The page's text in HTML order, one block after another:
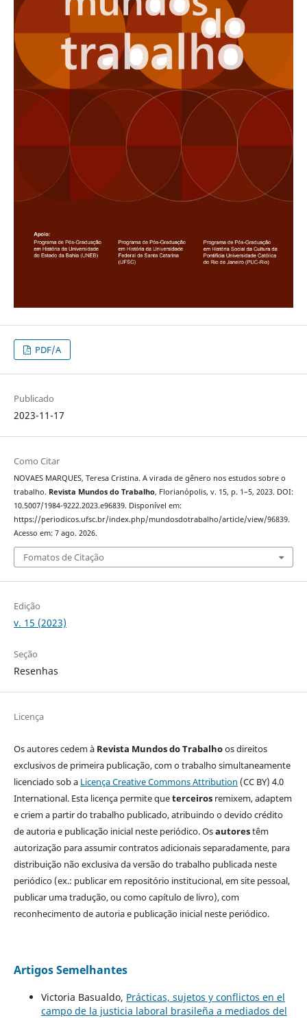
PDF/A
Publicado
2023-11-17
Como Citar
NOVAES MARQUES, Teresa Cristina. A virada de gênero nos estudos sobre o
trabalho. Revista Mundos do Trabalho, Florianópolis, v. 15, p. 1–5, 2023. DOI:
10.5007/1984-9222.2023.e96839. Disponível em:
https://periodicos.ufsc.br/index.php/mundosdotrabalho/article/view/96839.
Acesso em: 7 ago. 2026.
Fomatos de Citação
Edição
v. 15 (2023)
Seção
Resenhas
Licença
Os autores cedem à Revista Mundos do Trabalhoos direitos
exclusivos de primeira publicação, com o trabalho simultaneamente
licenciado sob a Licença Creative Commons Attribution (CC BY) 4.0
International. Esta licença permite queterceirosremixem, adaptem
e criem a partir do trabalho publicado, atribuindo o devido crédito
de autoria e publicação inicial neste periódico. Osautorestêm
autorização para assumir contratos adicionais separadamente, para
distribuição não exclusiva da versão do trabalho publicada neste
periódico (ex.: publicar em repositório institucional, em site pessoal,
publicar uma tradução, ou como capítulo de livro), com
reconhecimento de autoria e publicação inicial neste periódico.
Artigos Semelhantes
Victoria Basualdo, Prácticas, sujetos y conflictos en el
campo de la justicia laboral brasileña a mediados del